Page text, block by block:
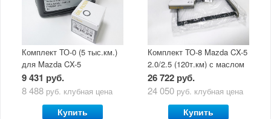
Комплект ТО-0 (5 тыс.км.)
для Mazda CX-5
(двигатель 2.0/2.5) с
маслом Mazda Original Oil
9 431 руб.
8 488 руб. клубная цена
Купить
Комплект ТО-8 Mazda CX-5
2.0/2.5 (120т.км) с маслом
Mazda Original Oil Ultra
5W30
26 722 руб.
24 050 руб. клубная цена
Купить